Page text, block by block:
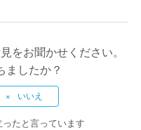
をお聞かせください。
ましたか？
たと言っています